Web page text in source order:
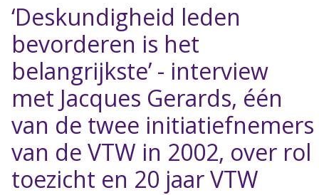
‘Deskundigheid leden
bevorderen is het
belangrijkste’ - interview
met Jacques Gerards, één
van de twee initiatiefnemers
van de VTW in 2002, over rol
toezicht en 20 jaar VTW